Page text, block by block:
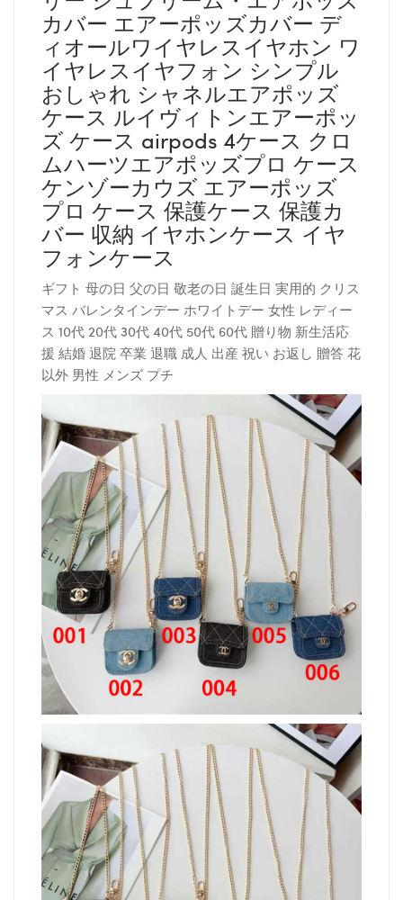
カバー エアーポッズカバー デ
ィオールワイヤレスイヤホン ワ
イヤレスイヤフォン シンプル
おしゃれ シャネルエアポッズ
ケース ルイヴィトンエアーポッ
ズ ケース airpods 4ケース クロ
ムハーツエアポッズプロ ケース
ケンゾーカウズ エアーポッズ
プロ ケース 保護ケース 保護カ
バー 収納 イヤホンケース イヤ
フォンケース
ギフト 母の日 父の日 敬老の日 誕生日 実用的 クリス
マス バレンタインデー ホワイトデー 女性 レディー
ス 10代 20代 30代 40代 50代 60代 贈り物 新生活応
援 結婚 退院 卒業 退職 成人 出産 祝い お返し 贈答 花
以外 男性 メンズ プチ